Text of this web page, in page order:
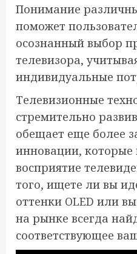
Понимание
поможет
осознанный выбор
телевизора,
индивидуальные
Телевизионные
стремительно
обещает еще более
инновации, которые
восприятие
того, ищете ли вы
оттенки OLED или
на рынке всегда
соответствующее